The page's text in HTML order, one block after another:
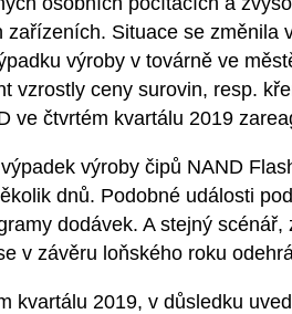
zařízeních. Situace se změnila
výroby v továrně ve
vzrostly ceny surovin, resp.
ve čtvrtém kvartálu 2019
výroby čipů NAND
dnů. Podobné události
dodávek. A stejný
v závěru loňského roku
kvartálu 2019, v důsledku